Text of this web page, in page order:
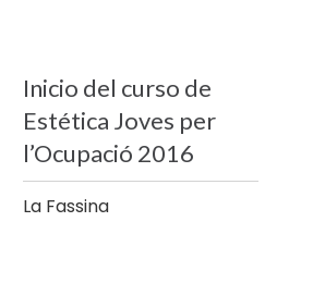
Inicio del curso de
Estética Joves per
l’Ocupació 2016
La Fassina